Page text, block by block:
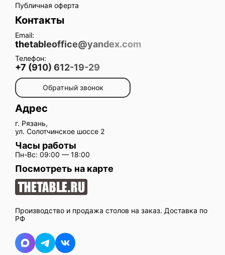
Производство и продажа столов на заказ. Доставка по
РФ
Публичная оферта
Контакты
Email:
thetableoffice@yandex.com
Телефон:
+7 (910) 612-19-29
Обратный звонок
Адрес
г. Рязань,
ул. Солотчинское шоссе 2
Часы работы
Пн-Вс: 09:00 — 18:00
Посмотреть на карте